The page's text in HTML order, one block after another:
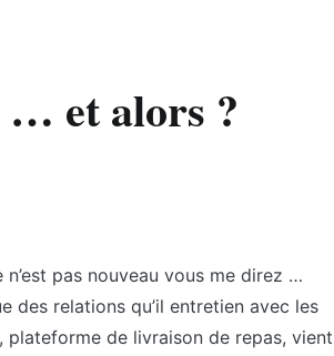
… et alors ?
pas nouveau vous me direz …
des relations qu’il entretien avec les
plateforme de livraison de repas, vient